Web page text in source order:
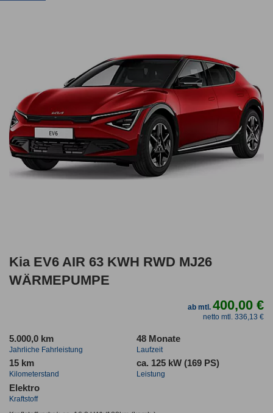
Kia EV6 AIR 63 KWH RWD MJ26
WÄRMEPUMPE
ab mtl.400,00 €
netto mtl. 336,13 €
5.000,0 km
Jahrliche Fahrleistung
48 Monate
Laufzeit
15 km
Kilometerstand
ca. 125 kW (169 PS)
Leistung
Elektro
Kraftstoff